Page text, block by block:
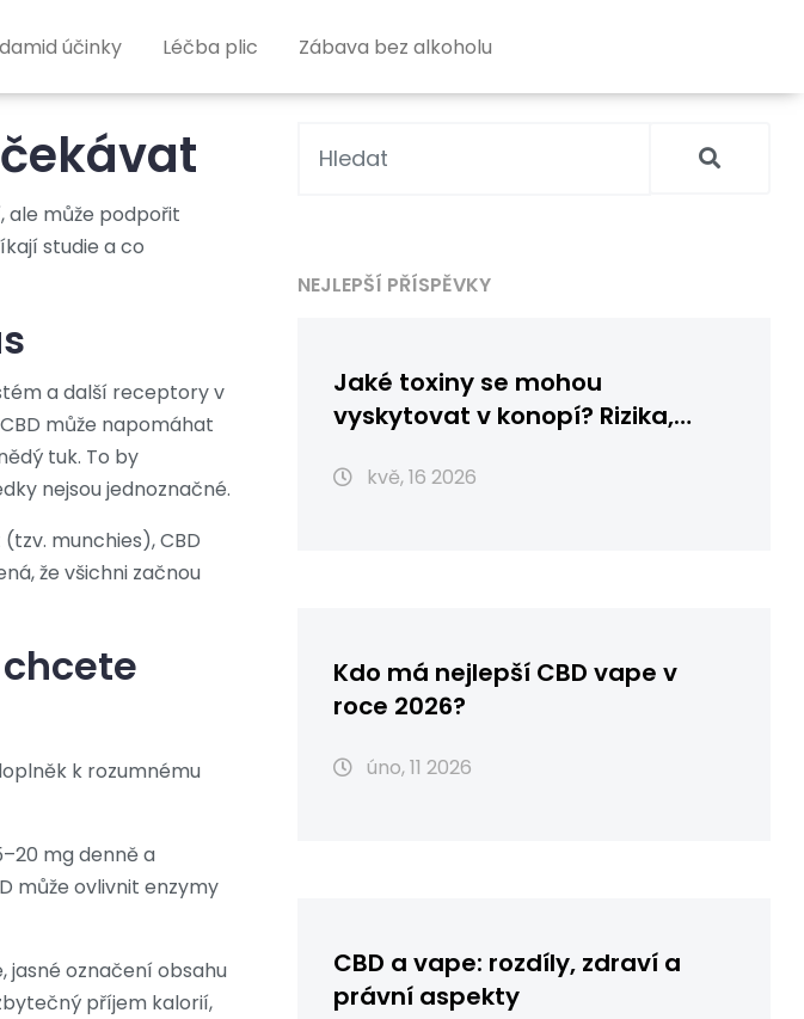
účinky Léčba plic Zábava bez alkoholu
ale může podpořit
studie a co
a další receptory v
může napomáhat
tuk. To by
nejsou jednoznačné.
munchies), CBD
že všichni začnou
k rozumnému
mg denně a
může ovlivnit enzymy
označení obsahu
příjem kalorií,
NEJLEPŠÍ PŘÍSPĚVKY
Jaké toxiny se mohou
vyskytovat v konopí? Rizika,
kvě, 16 2026
Kdo má nejlepší CBD vape v
roce 2026?
úno, 11 2026
CBD a vape: rozdíly, zdraví a
právní aspekty